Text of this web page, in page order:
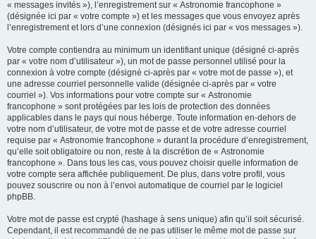
« messages invités »), l’enregistrement sur « Astronomie francophone »
(désignée ici par « votre compte ») et les messages que vous envoyez après
l’enregistrement et lors d’une connexion (désignés ici par « vos messages »).
Votre compte contiendra au minimum un identifiant unique (désigné ci-après
par « votre nom d’utilisateur »), un mot de passe personnel utilisé pour la
connexion à votre compte (désigné ci-après par « votre mot de passe »), et
une adresse courriel personnelle valide (désignée ci-après par « votre
courriel »). Vos informations pour votre compte sur « Astronomie
francophone » sont protégées par les lois de protection des données
applicables dans le pays qui nous héberge. Toute information en-dehors de
votre nom d’utilisateur, de votre mot de passe et de votre adresse courriel
requise par « Astronomie francophone » durant la procédure d’enregistrement,
qu’elle soit obligatoire ou non, reste à la discrétion de « Astronomie
francophone ». Dans tous les cas, vous pouvez choisir quelle information de
votre compte sera affichée publiquement. De plus, dans votre profil, vous
pouvez souscrire ou non à l’envoi automatique de courriel par le logiciel
phpBB.
Votre mot de passe est crypté (hashage à sens unique) afin qu’il soit sécurisé.
Cependant, il est recommandé de ne pas utiliser le même mot de passe sur